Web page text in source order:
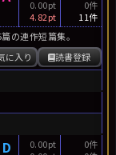
0.00pt
4.82pt
0件
11件
の連作短篇集。
読書登録
に入り
D
0.00pt
0件